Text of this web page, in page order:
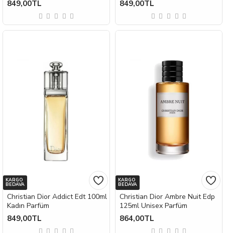
849,00TL 849,00TL
KARGO
BEDAVA
Christian Dior Addict Edt 100ml
Kadın Parfüm
849,00TL
KARGO
BEDAVA
Christian Dior Ambre Nuit Edp
125ml Unisex Parfüm
864,00TL